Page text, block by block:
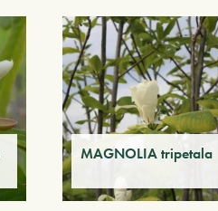
MAGNOLIA tripetala